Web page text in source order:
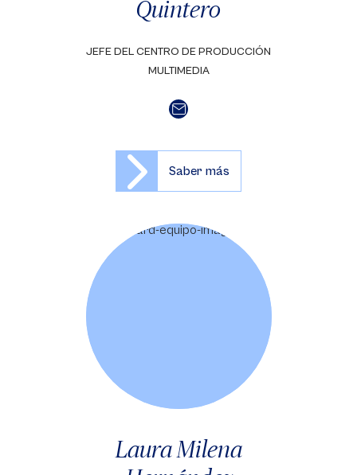
Quintero
JEFE DEL CENTRO DE PRODUCCIÓN
MULTIMEDIA
Saber más
Laura Milena